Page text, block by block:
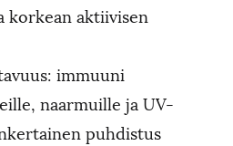
korkean aktiivisen
immuuni
naarmuille ja UV-
puhdistus